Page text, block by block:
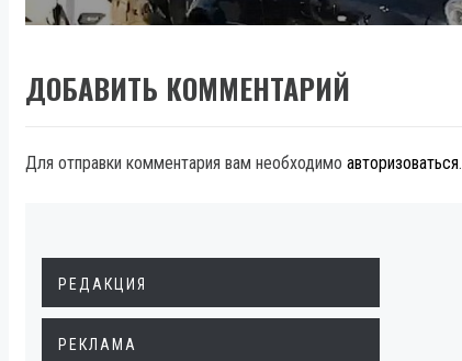
ДОБАВИТЬ КОММЕНТАРИЙ
Для отправки комментария вам необходимо авторизоваться.
РЕДАКЦИЯ
РЕКЛАМА